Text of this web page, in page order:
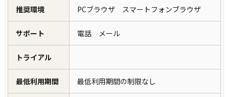
推奨環境 PCブラウザ スマートフォンブラウザ
サポート 電話 メール
トライアル
最低利用期間 最低利用期間の制限なし